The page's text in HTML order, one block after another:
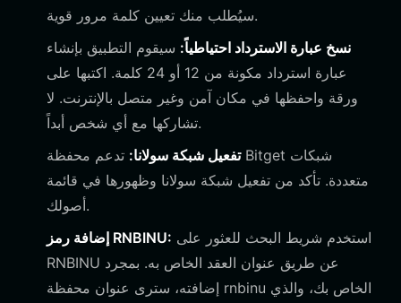
سيُطلب منك تعيين كلمة مرور قوية.
نسخ عبارة الاسترداد احتياطياً: سيقوم التطبيق بإنشاء
عبارة استرداد مكونة من 12 أو 24 كلمة. اكتبها على
ورقة واحفظها في مكان آمن وغير متصل بالإنترنت. لا
تشاركها مع أي شخص أبداً.
تفعيل شبكة سولانا: تدعم محفظة Bitget شبكات
متعددة. تأكد من تفعيل شبكة سولانا وظهورها في قائمة
أصولك.
إضافة رمز RNBINU:
RNBINU عن طريق عنوان العقد الخاص به. بمجرد
إضافته، سترى عنوان محفظة rnbinu الخاص بك، والذي